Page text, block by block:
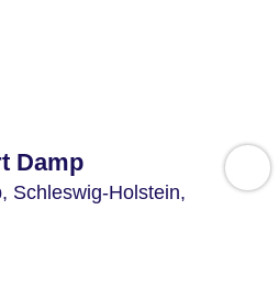
Damp
Schleswig-Holstein,